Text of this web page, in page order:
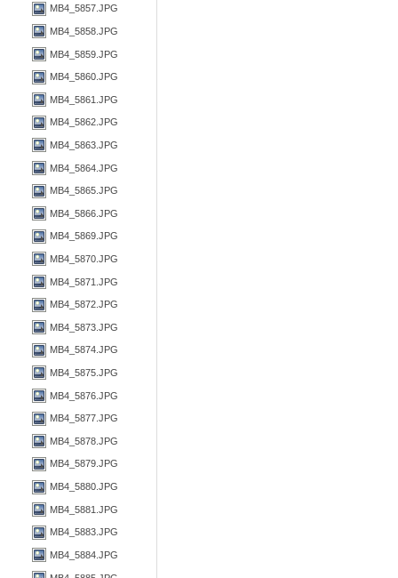
MB4_5857.JPG
MB4_5858.JPG
MB4_5859.JPG
MB4_5860.JPG
MB4_5861.JPG
MB4_5862.JPG
MB4_5863.JPG
MB4_5864.JPG
MB4_5865.JPG
MB4_5866.JPG
MB4_5869.JPG
MB4_5870.JPG
MB4_5871.JPG
MB4_5872.JPG
MB4_5873.JPG
MB4_5874.JPG
MB4_5875.JPG
MB4_5876.JPG
MB4_5877.JPG
MB4_5878.JPG
MB4_5879.JPG
MB4_5880.JPG
MB4_5881.JPG
MB4_5883.JPG
MB4_5884.JPG